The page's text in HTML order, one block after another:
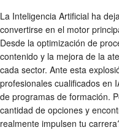
La Inteligencia Artificial ha
convertirse en el motor
Desde la optimización de
contenido y la mejora de la
cada sector. Ante esta
profesionales cualificados en
de programas de formación.
cantidad de opciones y
realmente impulsen tu